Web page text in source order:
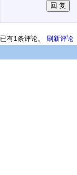
已有1条评论。 刷新评论